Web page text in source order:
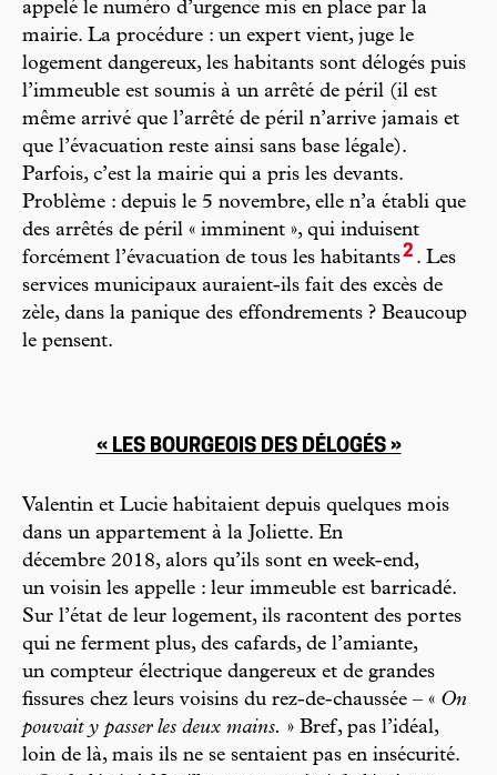
appelé le numéro d’urgence mis en place par la
mairie. La procédure : un expert vient, juge le
logement dangereux, les habitants sont délogés puis
l’immeuble est soumis à un arrêté de péril (il est
même arrivé que l’arrêté de péril n’arrive jamais et
que l’évacuation reste ainsi sans base légale).
Parfois, c’est la mairie qui a pris les devants.
Problème : depuis le 5 novembre, elle n’a établi que
des arrêtés de péril « imminent », qui induisent
forcément l’évacuation de tous les habitants2 . Les
services municipaux auraient-ils fait des excès de
zèle, dans la panique des effondrements ? Beaucoup
le pensent.
« LES BOURGEOIS DES DÉLOGÉS »
Valentin et Lucie habitaient depuis quelques mois
dans un appartement à la Joliette. En
décembre 2018, alors qu’ils sont en week-end,
un voisin les appelle : leur immeuble est barricadé.
Sur l’état de leur logement, ils racontent des portes
qui ne ferment plus, des cafards, de l’amiante,
un compteur électrique dangereux et de grandes
fissures chez leurs voisins du rez-de-chaussée – « On
pouvait y passer les deux mains. » Bref, pas l’idéal,
loin de là, mais ils ne se sentaient pas en insécurité.